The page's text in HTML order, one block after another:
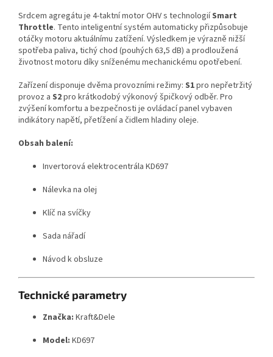
Srdcem agregátu je 4-taktní motor OHV s technologiíSmart
Throttle. Tento inteligentní systém automaticky přizpůsobuje
otáčky motoru aktuálnímu zatížení. Výsledkem je výrazně nižší
spotřeba paliva, tichý chod (pouhých 63,5 dB) a prodloužená
životnost motoru díky sníženému mechanickému opotřebení.
Zařízení disponuje dvěma provozními režimy: S1pro nepřetržitý
provoz a S2pro krátkodobý výkonový špičkový odběr. Pro
zvýšení komfortu a bezpečnosti je ovládací panel vybaven
indikátory napětí, přetížení a čidlem hladiny oleje.
Obsah balení:
Invertorová elektrocentrála KD697
Nálevka na olej
Klíč na svíčky
Sada nářadí
Návod k obsluze
Technické parametry
Značka: Kraft&Dele
Model: KD697